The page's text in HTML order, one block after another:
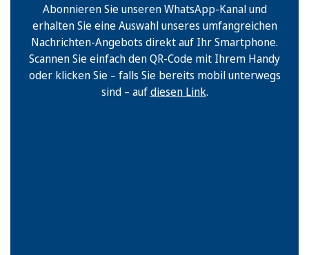
Abonnieren Sie unseren WhatsApp-Kanal und
erhalten Sie eine Auswahl unseres umfangreichen
Nachrichten-Angebots direkt auf Ihr Smartphone.
Scannen Sie einfach den QR-Code mit Ihrem Handy
oder klicken Sie – falls Sie bereits mobil unterwegs
sind – aufdiesen Link.